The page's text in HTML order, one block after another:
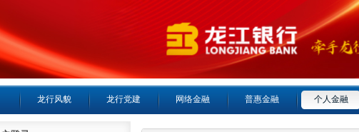
龙行风貌 龙行党建 网络金融 普惠金融 个人金融